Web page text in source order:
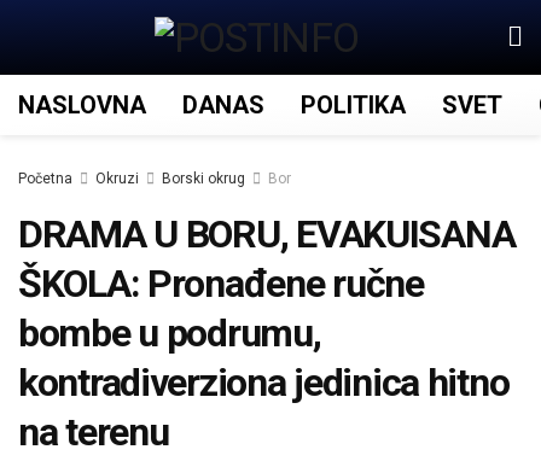
NASLOVNA DANAS POLITIKA SVET
Početna Okruzi Borski okrug Bor
DRAMA U BORU, EVAKUISANA
ŠKOLA: Pronađene ručne
bombe u podrumu,
kontradiverziona jedinica hitno
na terenu